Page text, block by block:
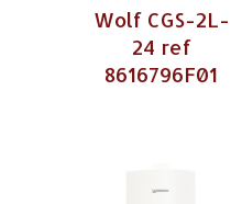
Wolf CGS-2L-
24 ref
8616796F01